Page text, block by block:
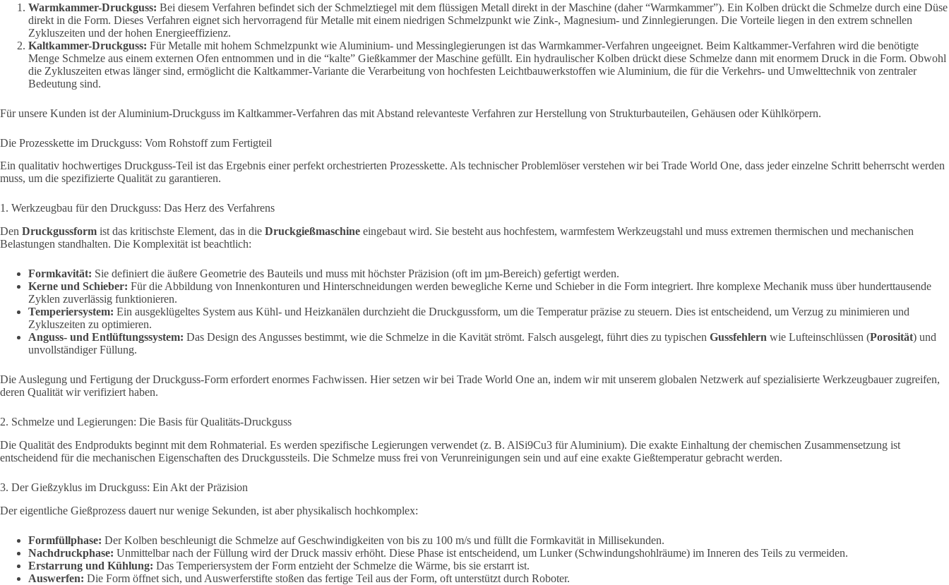
Warmkammer-Druckguss: Bei diesem Verfahren befindet sich der Schmelztiegel mit dem flüssigen Metall direkt in der Maschine (daher “Warmkammer”). Ein Kolben drückt die Schmelze durch eine Düse
direkt in die Form. Dieses Verfahren eignet sich hervorragend für Metalle mit einem niedrigen Schmelzpunkt wie Zink-, Magnesium- und Zinnlegierungen. Die Vorteile liegen in den extrem schnellen
Zykluszeiten und der hohen Energieeffizienz.
Kaltkammer-Druckguss: Für Metalle mit hohem Schmelzpunkt wie Aluminium- und Messinglegierungen ist das Warmkammer-Verfahren ungeeignet. Beim Kaltkammer-Verfahren wird die benötigte
Menge Schmelze aus einem externen Ofen entnommen und in die “kalte” Gießkammer der Maschine gefüllt. Ein hydraulischer Kolben drückt diese Schmelze dann mit enormem Druck in die Form. Obwohl
die Zykluszeiten etwas länger sind, ermöglicht die Kaltkammer-Variante die Verarbeitung von hochfesten Leichtbauwerkstoffen wie Aluminium, die für die Verkehrs- und Umwelttechnik von zentraler
Bedeutung sind.
Für unsere Kunden ist der Aluminium-Druckguss im Kaltkammer-Verfahren das mit Abstand relevanteste Verfahren zur Herstellung von Strukturbauteilen, Gehäusen oder Kühlkörpern.
Die Prozesskette im Druckguss: Vom Rohstoff zum Fertigteil
Ein qualitativ hochwertiges Druckguss-Teil ist das Ergebnis einer perfekt orchestrierten Prozesskette. Als technischer Problemlöser verstehen wir bei Trade World One, dass jeder einzelne Schritt beherrscht werden
muss, um die spezifizierte Qualität zu garantieren.
1. Werkzeugbau für den Druckguss: Das Herz des Verfahrens
Den Druckgussform ist das kritischste Element, das in die Druckgießmaschine eingebaut wird. Sie besteht aus hochfestem, warmfestem Werkzeugstahl und muss extremen thermischen und mechanischen
Belastungen standhalten. Die Komplexität ist beachtlich:
Formkavität: Sie definiert die äußere Geometrie des Bauteils und muss mit höchster Präzision (oft im µm-Bereich) gefertigt werden.
Kerne und Schieber: Für die Abbildung von Innenkonturen und Hinterschneidungen werden bewegliche Kerne und Schieber in die Form integriert. Ihre komplexe Mechanik muss über hunderttausende
Zyklen zuverlässig funktionieren.
Temperiersystem: Ein ausgeklügeltes System aus Kühl- und Heizkanälen durchzieht die Druckgussform, um die Temperatur präzise zu steuern. Dies ist entscheidend, um Verzug zu minimieren und
Zykluszeiten zu optimieren.
Anguss- und Entlüftungssystem: Das Design des Angusses bestimmt, wie die Schmelze in die Kavität strömt. Falsch ausgelegt, führt dies zu typischen Gussfehlern wie Lufteinschlüssen (Porosität) und
unvollständiger Füllung.
Die Auslegung und Fertigung der Druckguss-Form erfordert enormes Fachwissen. Hier setzen wir bei Trade World One an, indem wir mit unserem globalen Netzwerk auf spezialisierte Werkzeugbauer zugreifen,
deren Qualität wir verifiziert haben.
2. Schmelze und Legierungen: Die Basis für Qualitäts-Druckguss
Die Qualität des Endprodukts beginnt mit dem Rohmaterial. Es werden spezifische Legierungen verwendet (z. B. AlSi9Cu3 für Aluminium). Die exakte Einhaltung der chemischen Zusammensetzung ist
entscheidend für die mechanischen Eigenschaften des Druckgussteils. Die Schmelze muss frei von Verunreinigungen sein und auf eine exakte Gießtemperatur gebracht werden.
3. Der Gießzyklus im Druckguss: Ein Akt der Präzision
Der eigentliche Gießprozess dauert nur wenige Sekunden, ist aber physikalisch hochkomplex:
Formfüllphase: Der Kolben beschleunigt die Schmelze auf Geschwindigkeiten von bis zu 100 m/s und füllt die Formkavität in Millisekunden.
Nachdruckphase: Unmittelbar nach der Füllung wird der Druck massiv erhöht. Diese Phase ist entscheidend, um Lunker (Schwindungshohlräume) im Inneren des Teils zu vermeiden.
Erstarrung und Kühlung: Das Temperiersystem der Form entzieht der Schmelze die Wärme, bis sie erstarrt ist.
Auswerfen: Die Form öffnet sich, und Auswerferstifte stoßen das fertige Teil aus der Form, oft unterstützt durch Roboter.